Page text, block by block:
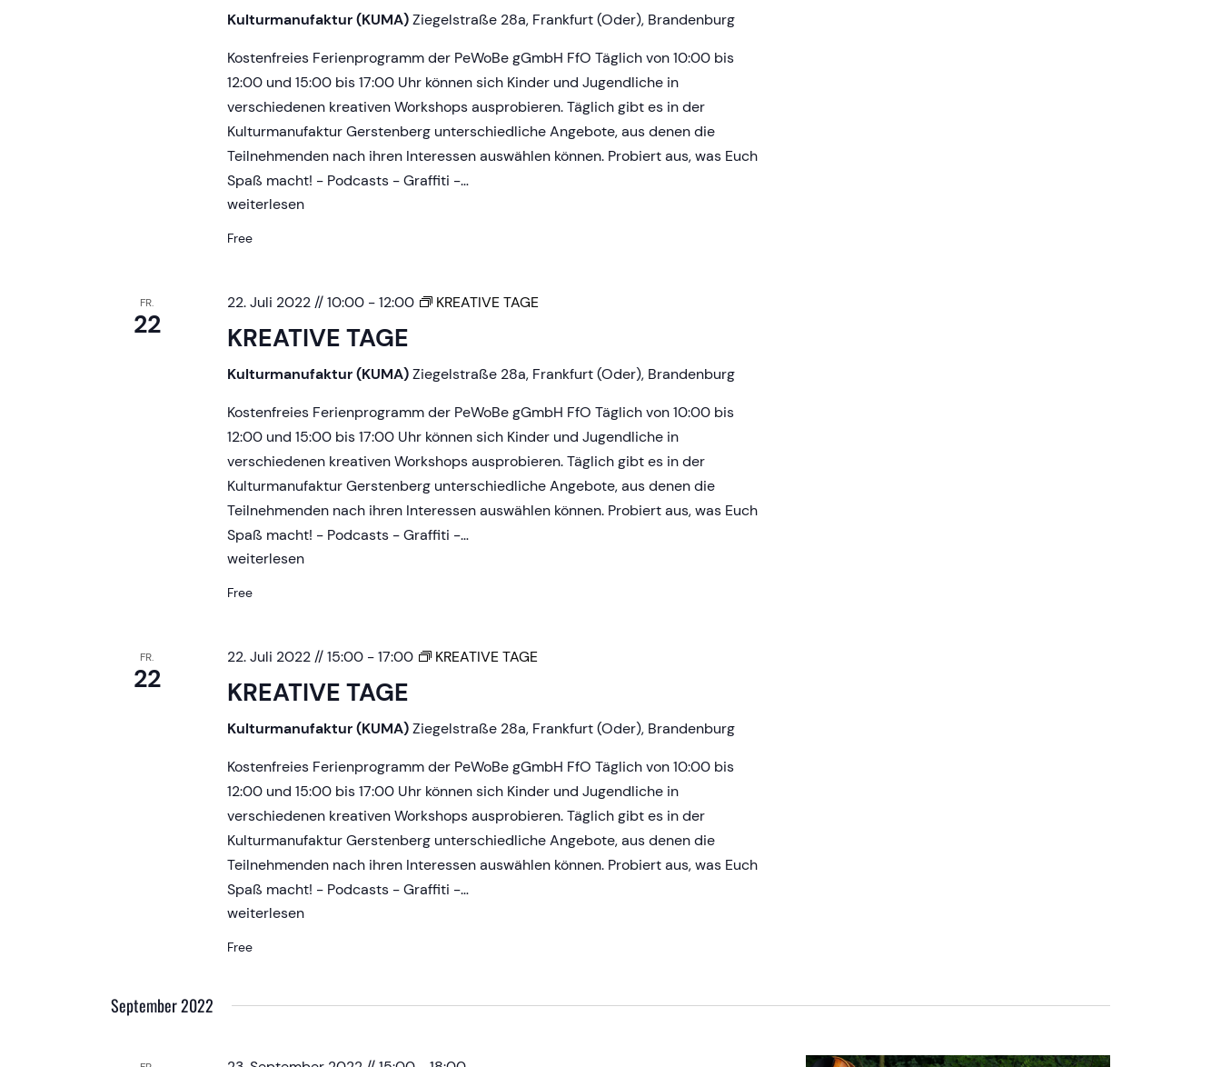
Kulturmanufaktur (KUMA)Ziegelstraße 28a, Frankfurt (Oder), Brandenburg
Kostenfreies Ferienprogramm der PeWoBe gGmbH FfO Täglich von 10:00 bis
12:00 und 15:00 bis 17:00 Uhr können sich Kinder und Jugendliche in
verschiedenen kreativen Workshops ausprobieren. Täglich gibt es in der
Kulturmanufaktur Gerstenberg unterschiedliche Angebote, aus denen die
Teilnehmenden nach ihren Interessen auswählen können. Probiert aus, was Euch
Spaß macht! - Podcasts - Graffiti -…
KREATIVE
weiterlesen
Free
FR.
22
22. Juli 2022 // 10:00-12:00 KREATIVE TAGE
KREATIVE TAGE
Kulturmanufaktur (KUMA)Ziegelstraße 28a, Frankfurt (Oder), Brandenburg
Kostenfreies Ferienprogramm der PeWoBe gGmbH FfO Täglich von 10:00 bis
12:00 und 15:00 bis 17:00 Uhr können sich Kinder und Jugendliche in
verschiedenen kreativen Workshops ausprobieren. Täglich gibt es in der
Kulturmanufaktur Gerstenberg unterschiedliche Angebote, aus denen die
Teilnehmenden nach ihren Interessen auswählen können. Probiert aus, was Euch
Spaß macht! - Podcasts - Graffiti -…
KREATIVE
weiterlesen
Free
FR.
22
22. Juli 2022 // 15:00-17:00 KREATIVE TAGE
KREATIVE TAGE
Kulturmanufaktur (KUMA)Ziegelstraße 28a, Frankfurt (Oder), Brandenburg
Kostenfreies Ferienprogramm der PeWoBe gGmbH FfO Täglich von 10:00 bis
12:00 und 15:00 bis 17:00 Uhr können sich Kinder und Jugendliche in
verschiedenen kreativen Workshops ausprobieren. Täglich gibt es in der
Kulturmanufaktur Gerstenberg unterschiedliche Angebote, aus denen die
Teilnehmenden nach ihren Interessen auswählen können. Probiert aus, was Euch
Spaß macht! - Podcasts - Graffiti -…
KREATIVE
weiterlesen
Free
September 2022